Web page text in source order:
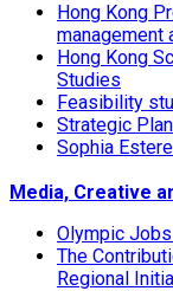
Hong Kong
management
Hong Kong
Studies
Feasibility
Strategic
Sophia
Media, Creative
Olympic
The
Regional